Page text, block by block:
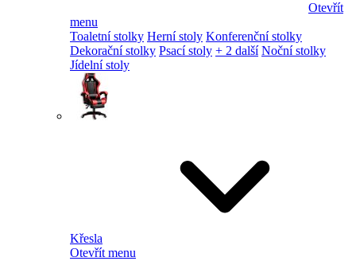
Otevřít
menu
Toaletní stolky Herní stoly Konferenční stolky
Dekorační stolky Psací stoly + 2 další Noční stolky
Jídelní stoly
Křesla
Otevřít menu